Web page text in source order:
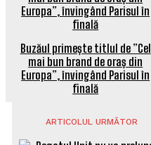
Buzăul primește titlul de ”Cel
mai bun brand de oraș din
Europa”, învingând Parisul în
finală
ARTICOLUL URMĂTOR